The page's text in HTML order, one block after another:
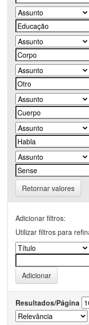
Retornar valores
Adicionar filtros:
Utilizar filtros para
Resultados/Página